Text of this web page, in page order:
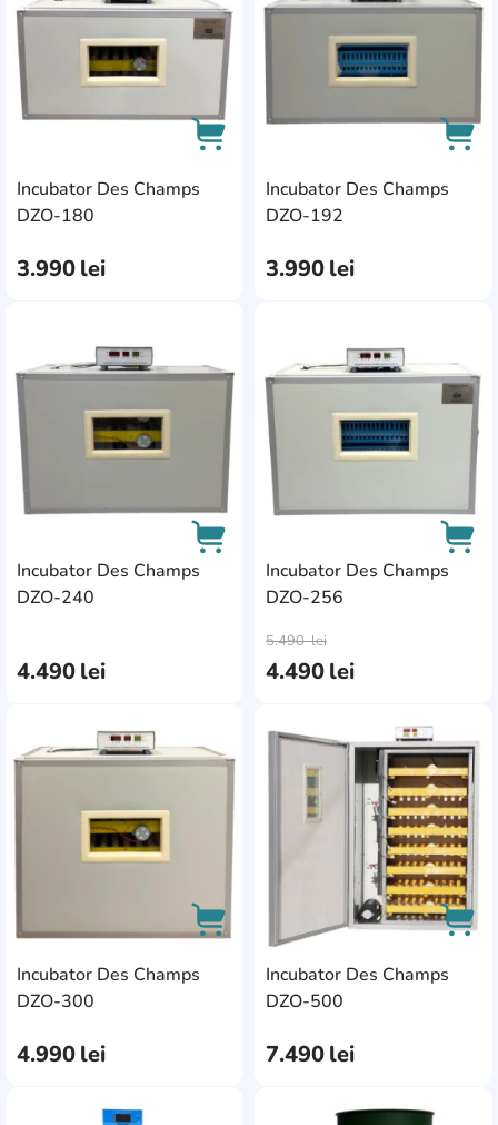
Incubator Des Champs
DZO-180
3.990lei
AddCardToCart
Incubator Des Champs
DZO-192
3.990lei
Incubator Des Champs
DZO-240
4.490lei
AddCardToFavourite
Incubator Des Champs
DZO-256
4.490lei
5.490lei
Incubator Des Champs
DZO-300
4.990lei
AddCardToFavourite
AddCardToCart
Incubator Des Champs
DZO-500
7.490lei